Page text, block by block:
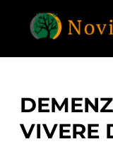
NOVILUNIO
Un aiuto con
VIVERE